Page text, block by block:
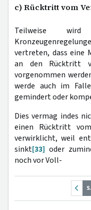
c) Rücktritt vom
Teilweise
vertreten, dass eine
an den Rücktritt
vorgenommen
werde auch im
gemindert oder
Dies vermag indes
einen Rücktritt
verwirklicht, weil
sinkt[33] oder
noch vor Voll-